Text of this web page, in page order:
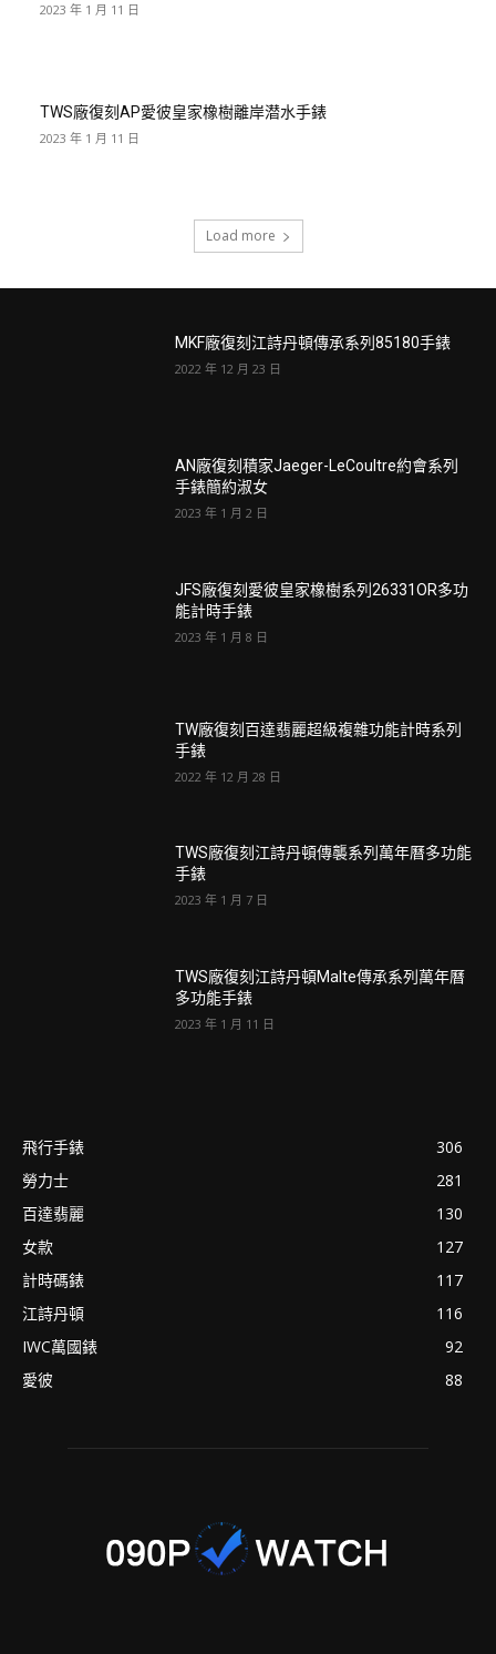
2023 年 1 月 11 日
TWS廠復刻AP愛彼皇家橡樹離岸潜水手錶
2023 年 1 月 11 日
Load more
MKF廠復刻江詩丹頓傳承系列85180手錶
2022 年 12 月 23 日
AN廠復刻積家Jaeger-LeCoultre約會系列
手錶簡約淑女
2023 年 1 月 2 日
JFS廠復刻愛彼皇家橡樹系列26331OR多功
能計時手錶
2023 年 1 月 8 日
TW廠復刻百達翡麗超級複雜功能計時系列
手錶
2022 年 12 月 28 日
TWS廠復刻江詩丹頓傳襲系列萬年曆多功能
手錶
2023 年 1 月 7 日
TWS廠復刻江詩丹頓Malte傳承系列萬年曆
多功能手錶
2023 年 1 月 11 日
飛行手錶
306
勞力士
281
百達翡麗
130
女款
127
計時碼錶
117
江詩丹頓
116
IWC萬國錶
92
愛彼
88